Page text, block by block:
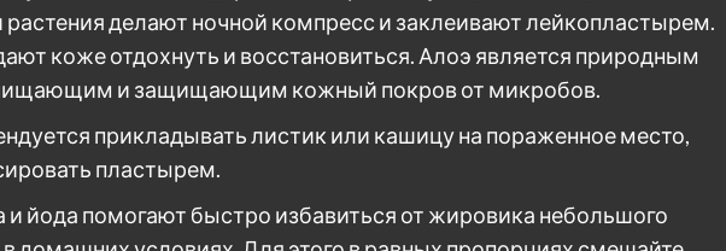
делают ночной компресс и заклеивают лейкопластырем.
коже отдохнуть и восстановиться. Алоэ является природным
и защищающим кожный покров от микробов.
прикладывать листик или кашицу на пораженное место,
пластырем.
и йода помогают быстро избавиться от жировика небольшого